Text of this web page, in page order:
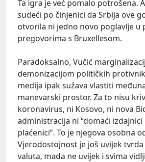
Ta igra je već pomalo potrošena.
sudeći po činjenici da Srbija ove
otvorila ni jedno novo poglavlje u
pregovorima s Bruxellesom.
Paradoksalno, Vučić
demonizacijom političkih
medija ipak sužava vlastiti
manevarski prostor. Za to nisu
koronavirus, ni Kosovo, ni nova
administracija ni “domaći
plaćenici”. To je njegova osobna
Vjerodostojnost je još uvijek
valuta, mada ne uvijek i svima